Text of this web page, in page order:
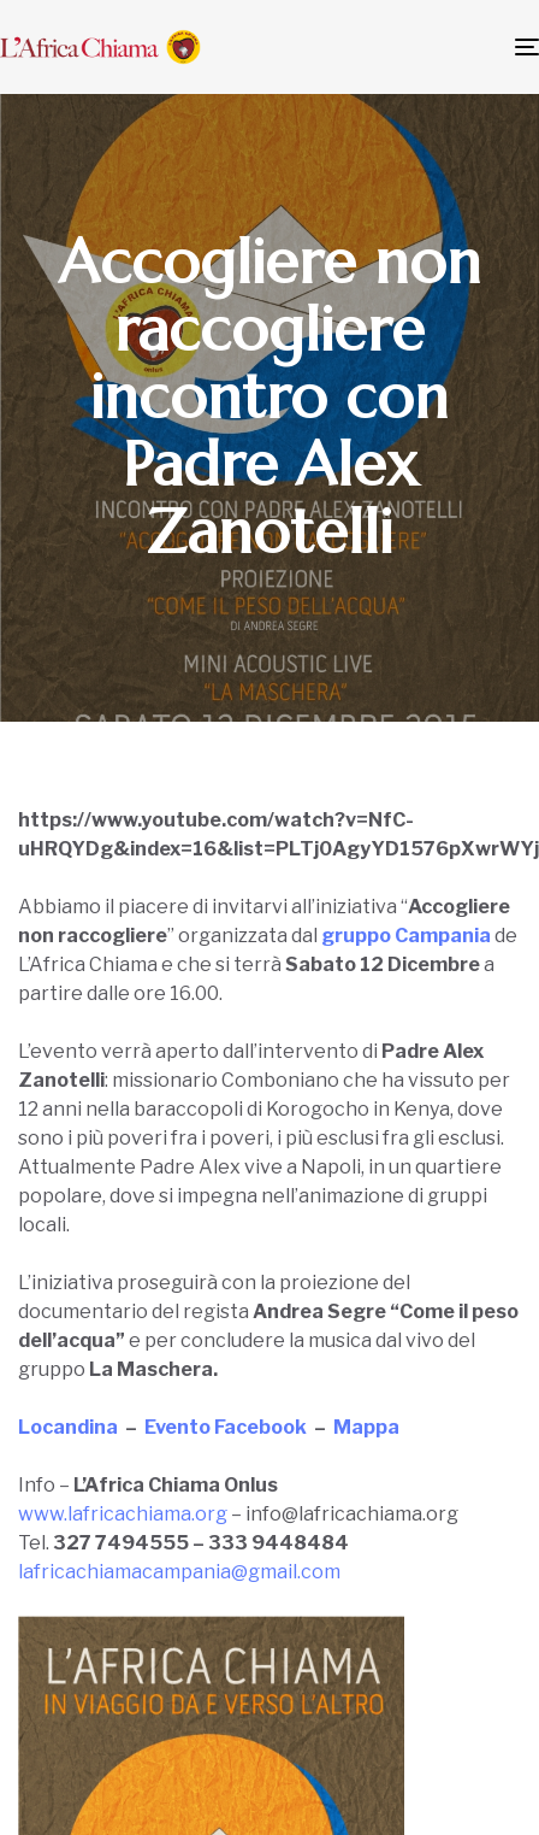
Accogliere non
raccogliere
incontro con
Padre Alex
Zanotelli
https://www.youtube.com/watch?v=NfC-
Abbiamo il piacere di invitarvi all’iniziativa “Accogliere
non raccogliere” organizzata dal gruppo Campania de
L’Africa Chiama e che si terrà Sabato 12 Dicembrea
partire dalle ore 16.00.
L’evento verrà aperto dall’intervento di Padre Alex
Zanotelli: missionario Comboniano che ha vissuto per
12 anni nella baraccopoli di Korogocho in Kenya, dove
sono i più poveri fra i poveri, i più esclusi fra gli esclusi.
Attualmente Padre Alex vive a Napoli, in un quartiere
popolare, dove si impegna nell’animazione di gruppi
locali.
L’iniziativa proseguirà con la proiezione del
documentario del regista Andrea Segre “Come il peso
dell’acqua” e per concludere la musica dal vivo del
gruppo La Maschera.
Locandina – Evento Facebook – Mappa
Info – L’Africa Chiama Onlus
www.lafricachiama.org – info@lafricachiama.org
Tel. 327 7494555 – 333 9448484
lafricachiamacampania@gmail.com